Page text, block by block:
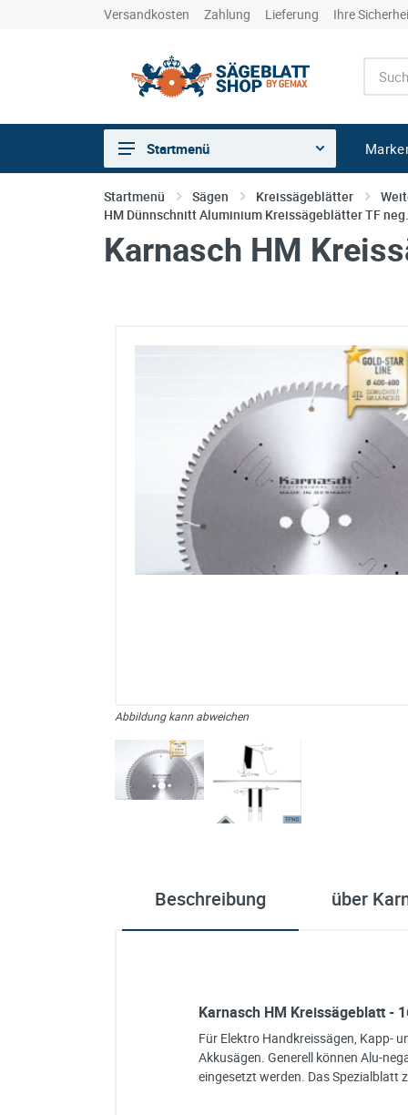
Versandkosten Zahlung Lieferung Ihre
Sägen
Trennen
Bohren
sonstiges/Zubehör
Startmenü
Startmenü Sägen Kreissägeblätter
HM Dünnschnitt Aluminium Kreissägeblätter TF neg.
Karnasch HM
Abbildung kann abweichen
Beschreibung über
Karnasch HM Kreissägeblatt -
Für Elektro Handkreissägen, Kapp-
Akkusägen. Generell können Alu-
eingesetzt werden. Das Spezialblatt